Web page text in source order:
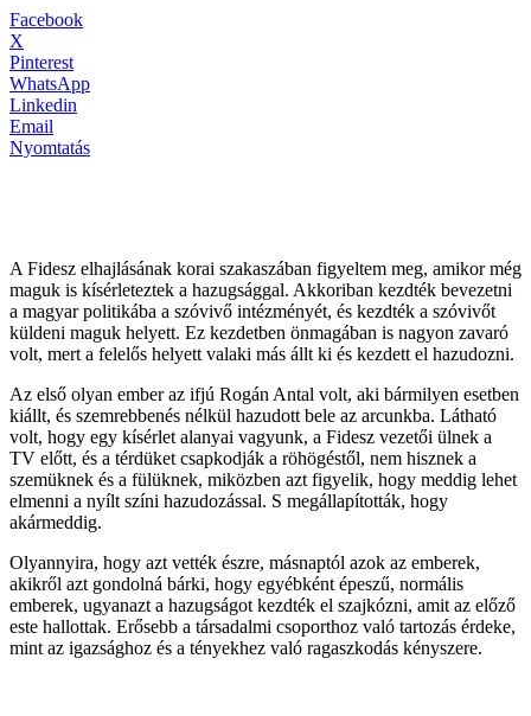
Facebook
X
Pinterest
WhatsApp
Linkedin
Email
Nyomtatás
A Fidesz elhajlásának korai szakaszában figyeltem meg, amikor még
maguk is kísérleteztek a hazugsággal. Akkoriban kezdték bevezetni
a magyar politikába a szóvivő intézményét, és kezdték a szóvivőt
küldeni maguk helyett. Ez kezdetben önmagában is nagyon zavaró
volt, mert a felelős helyett valaki más állt ki és kezdett el hazudozni.
Az első olyan ember az ifjú Rogán Antal volt, aki bármilyen esetben
kiállt, és szemrebbenés nélkül hazudott bele az arcunkba. Látható
volt, hogy egy kísérlet alanyai vagyunk, a Fidesz vezetői ülnek a
TV előtt, és a térdüket csapkodják a röhögéstől, nem hisznek a
szemüknek és a fülüknek, miközben azt figyelik, hogy meddig lehet
elmenni a nyílt színi hazudozással. S megállapították, hogy
akármeddig.
Olyannyira, hogy azt vették észre, másnaptól azok az emberek,
akikről azt gondolná bárki, hogy egyébként épeszű, normális
emberek, ugyanazt a hazugságot kezdték el szajkózni, amit az előző
este hallottak. Erősebb a társadalmi csoporthoz való tartozás érdeke,
mint az igazsághoz és a tényekhez való ragaszkodás kényszere.